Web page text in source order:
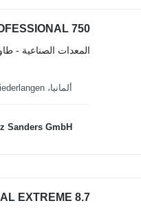
750
المعدات الصناعية -
ألمانيا، Niederlangen
Sanders GmbH
EXTREME 8.7